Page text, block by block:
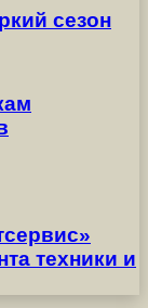
сезон
техники и